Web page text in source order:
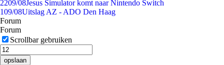
2209/08Jesus Simulator komt naar Nintendo Switch
109/08Uitslag AZ - ADO Den Haag
Forum
Forum
Scrollbar gebruiken
opslaan